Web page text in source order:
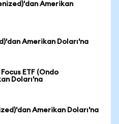
Amerikan
Amerikan Doları'na
ETF (Ondo
Doları'na
Amerikan Doları'na